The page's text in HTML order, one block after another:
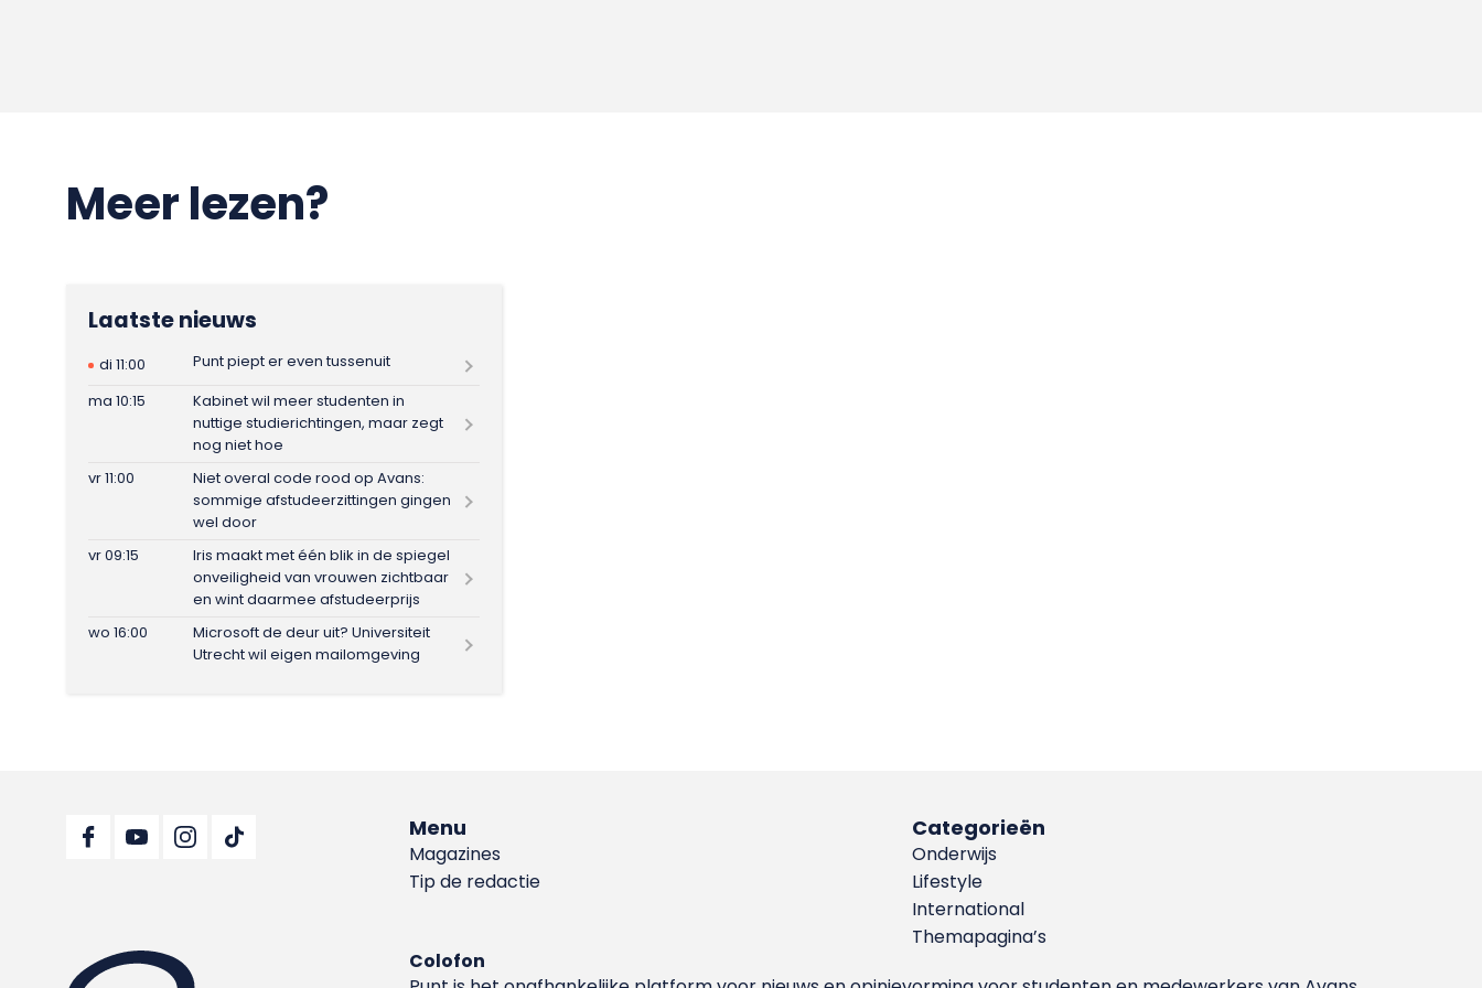
Meer lezen?
Laatste nieuws
di 11:00
Punt piept er even tussenuit
ma 10:15
Kabinet wil meer studenten in
nuttige studierichtingen, maar zegt
nog niet hoe
vr 11:00
Niet overal code rood op Avans:
sommige afstudeerzittingen gingen
wel door
vr 09:15
Iris maakt met één blik in de spiegel
onveiligheid van vrouwen zichtbaar
en wint daarmee afstudeerprijs
wo 16:00
Microsoft de deur uit? Universiteit
Utrecht wil eigen mailomgeving
Menu
Magazines
Tip de redactie
Categorieën
Onderwijs
Lifestyle
International
Themapagina’s
Colofon